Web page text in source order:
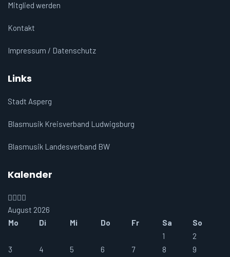
Mitglied werden
Kontakt
Impressum / Datenschutz
Links
Stadt Asperg
Blasmusik Kreisverband Ludwigsburg
Blasmusik Landesverband BW
Kalender
August 2026
Mo
Di Mi Do Fr Sa
So
1
2
3
4 5 6 7 8 9